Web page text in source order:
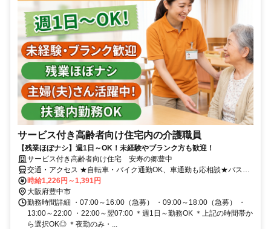
サービス付き⾼齢者向け住宅内の介護職員
【残業ほぼナシ】週1日～OK！未経験やブランク方も歓迎！
サービス付き高齢者向け住宅 安寿の郷豊中
交通・アクセス ★自転車・バイク通勤OK、車通勤も応相談★バス停
｢東豊中団地前｣～徒歩10分
時給1,226円～1,391円
大阪府豊中市
勤務時間詳細 ・07:00～16:00（急募） ・09:00～18:00（急募） ・
13:00～22:00 ・22:00～翌07:00 ＊週1日～勤務OK ＊上記の時間帯か
ら選択OK◎ ＊夜勤のみ・...